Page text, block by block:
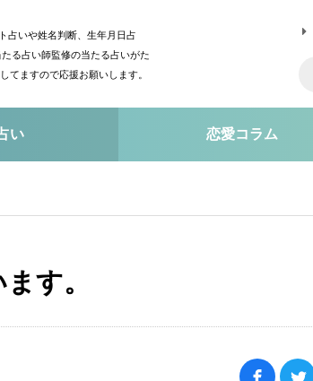
占いや姓名判断、生年月日占
る占い師監修の当たる占いがた
てますので応援お願いします。
い 恋愛コラム
す。